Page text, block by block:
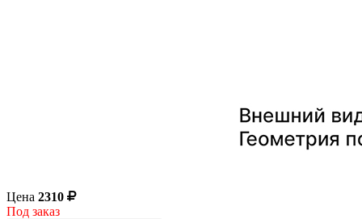
Цена 2310
Под заказ